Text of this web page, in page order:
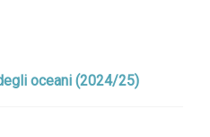
oceani (2024/25)